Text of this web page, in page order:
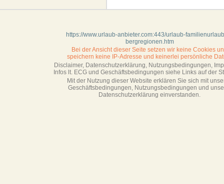
https://www.urlaub-anbieter.com:443/urlaub-
bergregionen.htm
Bei der Ansicht dieser Seite setzen wir keine Cookies
speichern keine IP-Adresse und keinerlei persönliche
Disclaimer, Datenschutzerklärung, Nutzungsbedingungen,
Infos lt. ECG und Geschäftsbedingungen siehe Links auf der
Mit der Nutzung dieser Website erklären Sie sich mit
Geschäftsbedin­gungen, Nutzungsbedingungen und
Datenschutzerklärung einverstanden.